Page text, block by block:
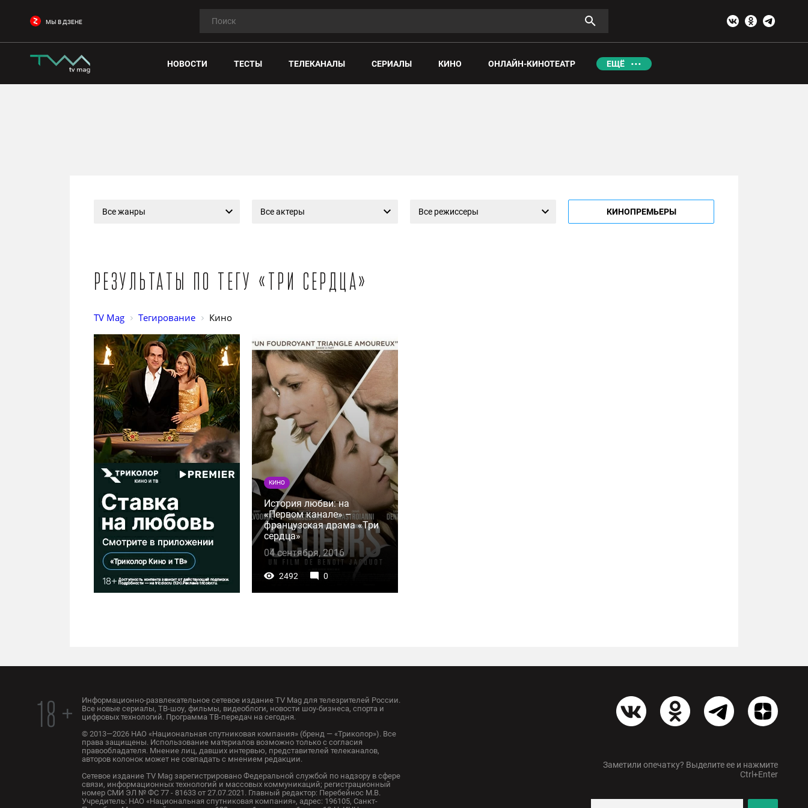
МЫ В ДЗЕНЕ
НОВОСТИ ТЕСТЫ ТЕЛЕКАНАЛЫ СЕРИАЛЫ КИНО ОНЛАЙН-КИНОТЕАТР ЕЩЁ
Все жанры Все актеры Все режиссеры КИНОПРЕМЬЕРЫ
Результаты по тегу «Три сердца»
TV Mag Тегирование Кино
КИНО
История любви: на
«Первом канале» –
французская драма «Три
сердца»
04 сентября, 2016
2492 0
18 +
Информационно-развлекательное сетевое издание TV Mag для телезрителей России.
Все новые сериалы, ТВ-шоу, фильмы, видеоблоги, новости шоу-бизнеса, спорта и
цифровых технологий. Программа ТВ-передач на сегодня.
© 2013—2026 НАО «Национальная спутниковая компания» (бренд — «Триколор»). Все
права защищены. Использование материалов возможно только с согласия
правообладателя. Мнение лиц, давших интервью, представителей телеканалов,
авторов колонок может не совпадать с мнением редакции.
Сетевое издание TV Mag зарегистрировано Федеральной службой по надзору в сфере
связи, информационных технологий и массовых коммуникаций; регистрационный
номер СМИ ЭЛ № ФС 77 - 81633 от 27.07.2021. Главный редактор: Перебейнос М.В.
Учредитель: НАО «Национальная спутниковая компания», адрес: 196105, Санкт-
Заметили опечатку? Выделите ее и нажмите
Ctrl+Enter